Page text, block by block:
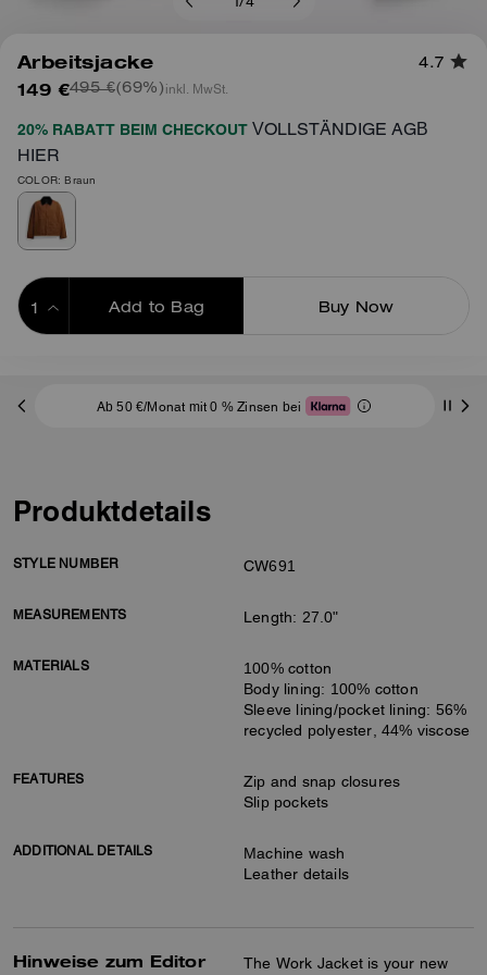
/4
Arbeitsjacke 4.7
149 €495 €(69%) inkl. MwSt.
20% RABATT BEIM CHECKOUT VOLLSTÄNDIGE AGB
HIER
COLOR: Braun
Add to Bag Buy Now
Ab 50 €/Monat mit 0 % Zinsen bei
Produktdetails
STYLE NUMBER CW691
MEASUREMENTS Length: 27.0"
MATERIALS
100% cotton
Body lining: 100% cotton
Sleeve lining/pocket lining: 56%
recycled polyester, 44% viscose
FEATURES
Zip and snap closures
Slip pockets
ADDITIONAL DETAILS
Machine wash
Leather details
Hinweise zum Editor
The Work Jacket is your new